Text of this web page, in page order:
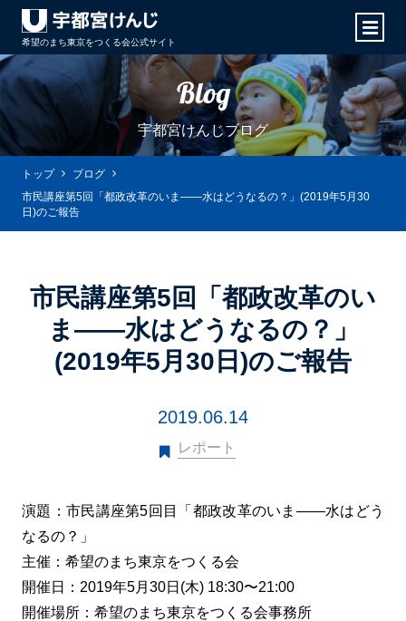
希望のまち東京をつくる会公式サイト
Blog
宇都宮けんじブログ
トップ
ブログ
市民講座第5回「都政改革のいま――水はどうなるの？」(2019年5月30
日)のご報告
市民講座第5回「都政改革のい
ま――水はどうなるの？」
(2019年5月30日)のご報告
2019.06.14
レポート
演題：市民講座第5回目「都政改革のいま――水はどう
なるの？」
主催：希望のまち東京をつくる会
開催日：2019年5月30日(木) 18:30〜21:00
開催場所：希望のまち東京をつくる会事務所